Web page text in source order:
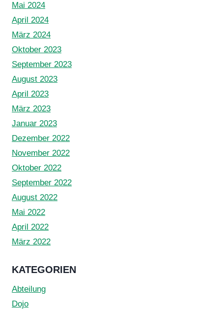
Mai 2024
April 2024
März 2024
Oktober 2023
September 2023
August 2023
April 2023
März 2023
Januar 2023
Dezember 2022
November 2022
Oktober 2022
September 2022
August 2022
Mai 2022
April 2022
März 2022
KATEGORIEN
Abteilung
Dojo